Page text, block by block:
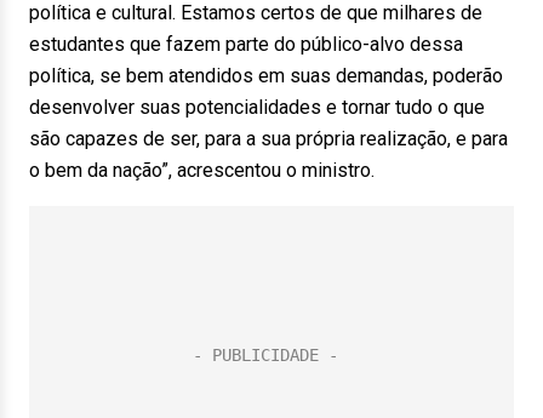
política e cultural. Estamos certos de que milhares de
estudantes que fazem parte do público-alvo dessa
política, se bem atendidos em suas demandas, poderão
desenvolver suas potencialidades e tornar tudo o que
são capazes de ser, para a sua própria realização, e para
o bem da nação”, acrescentou o ministro.